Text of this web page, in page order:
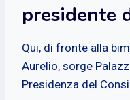
presidente
Qui, di fronte alla
Aurelio, sorge
Presidenza del